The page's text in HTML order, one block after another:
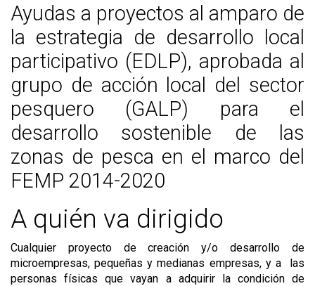
Ayudas a proyectos al amparo de
la estrategia de desarrollo local
participativo (EDLP), aprobada al
grupo de acción local del sector
pesquero (GALP) para el
desarrollo sostenible de las
zonas de pesca en el marco del
FEMP 2014-2020
A quién va dirigido
Cualquier proyecto de creación y/o desarrollo de
microempresas, pequeñas y medianas empresas, y a las
personas físicas que vayan a adquirir la condición de